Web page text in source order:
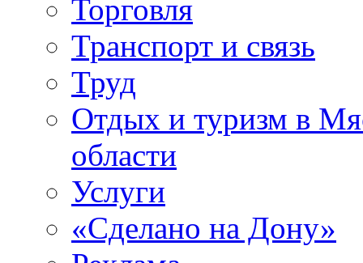
Торговля
Транспорт и связь
Труд
Отдых и туризм в
области
Услуги
«Сделано на Дону»